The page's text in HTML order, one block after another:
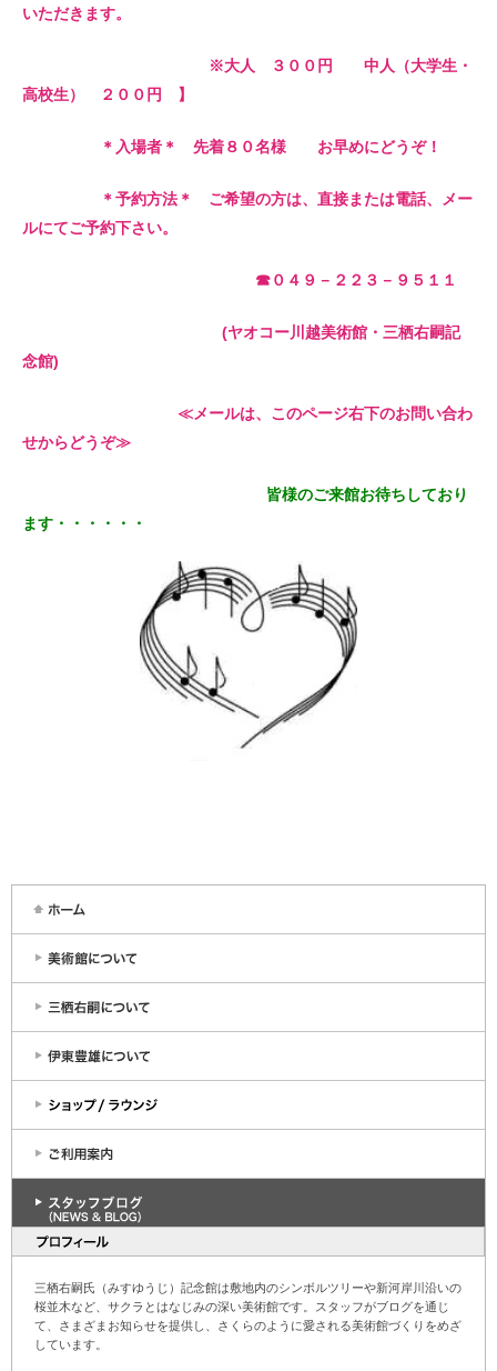
三栖右嗣氏（みすゆうじ）記念館は敷地内のシンボルツリーや新河岸川沿いの
桜並木など、サクラとはなじみの深い美術館です。スタッフがブログを通じ
て、さまざまお知らせを提供し、さくらのように愛される美術館づくりをめざ
しています。
いただきます。
※大人 ３００円 中人（大学生・
高校生） ２００円 】
＊入場者＊ 先着８０名様 お早めにどうぞ！
＊予約方法＊ ご希望の方は、直接または電話、メー
ルにてご予約下さい。
☎０４９－２２３－９５１１
(ヤオコー川越美術館・三栖右嗣記
念館)
≪メールは、このページ右下のお問い合わ
せからどうぞ≫
皆様のご来館お待ちしており
ます・・・・・・